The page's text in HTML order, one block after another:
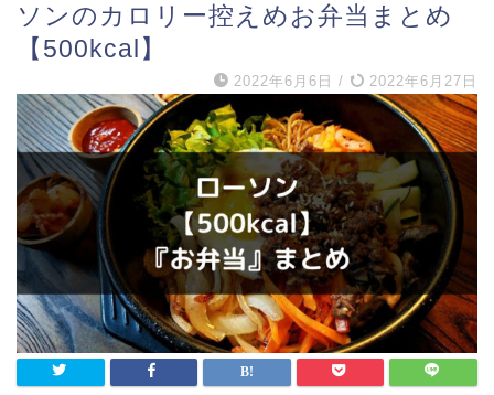
ソンのカロリー控えめお弁当まとめ
【500kcal】
2022年6月6日 / 2022年6月27日